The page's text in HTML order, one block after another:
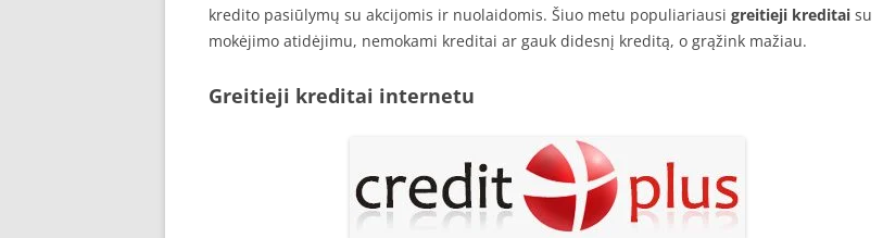
kredito pasiūlymų su akcijomis ir nuolaidomis. Šiuo metu populiariausi greitieji kreditai su
mokėjimo atidėjimu, nemokami kreditai ar gauk didesnį kreditą, o grąžink mažiau.
Greitieji kreditai internetu